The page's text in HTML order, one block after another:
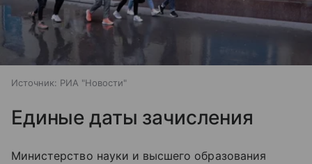
Источник: РИА "Новости"
Единые даты зачисления
Министерство науки и высшего образования